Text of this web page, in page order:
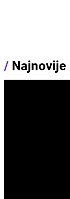
/ Najnovije